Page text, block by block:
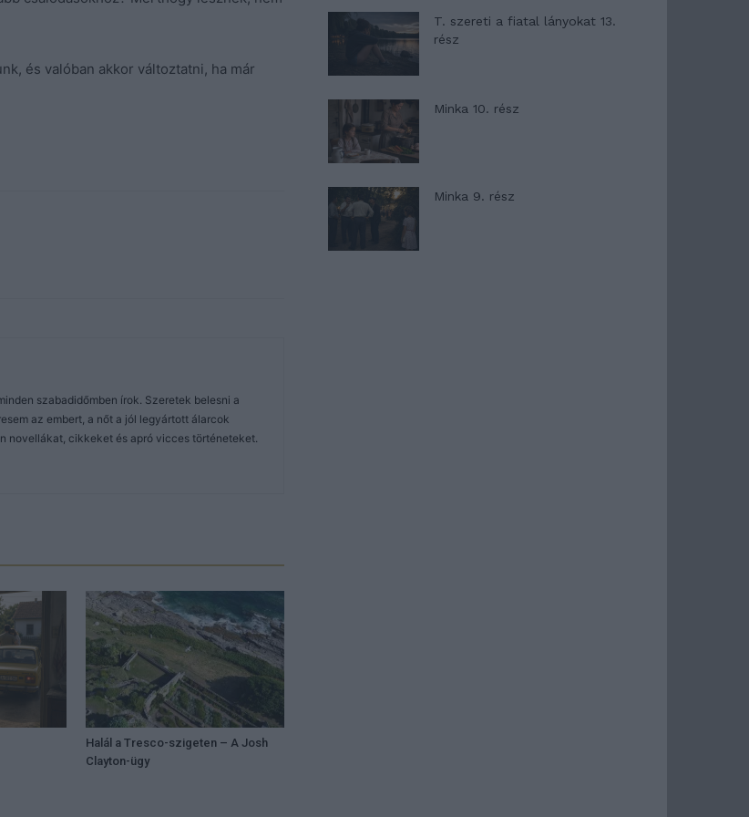
és valóban akkor változtatni, ha már
szabadidőmben írok. Szeretek belesni a
az embert, a nőt a jól legyártott álarcok
novellákat, cikkeket és apró vicces történeteket.
Halál a Tresco-szigeten – A Josh
Clayton-ügy
T. szereti a fiatal lányokat 13.
rész
Minka 10. rész
Minka 9. rész